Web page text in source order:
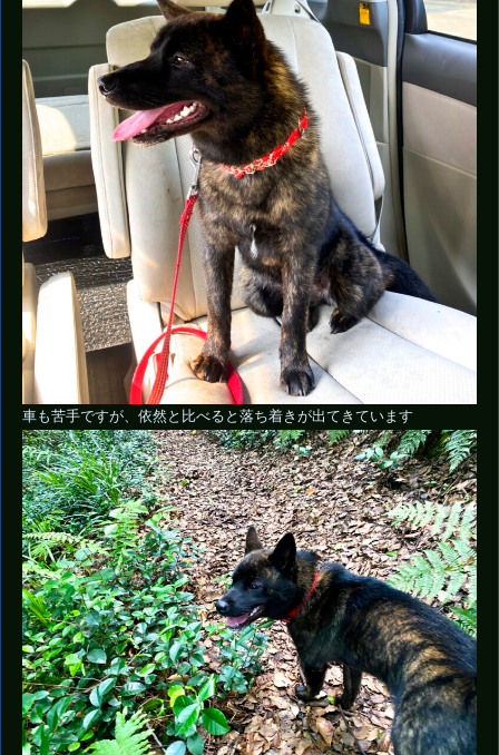
車も苦手ですが、依然と比べると落ち着きが出てきています